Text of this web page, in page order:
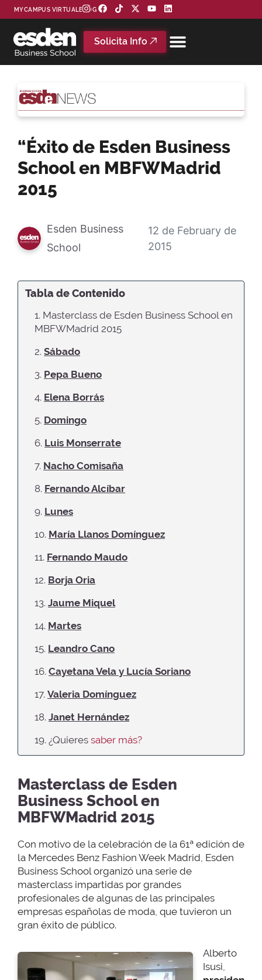
MYCAMPUS VIRTUAL BLOG
Solicita Info
“Éxito de Esden Business
School en MBFWMadrid
2015
Esden Business
School
12 de February de
2015
Tabla de Contenido
1. Masterclass de Esden Business School en
MBFWMadrid 2015
2. Sábado
3. Pepa Bueno
4. Elena Borrás
5. Domingo
6. Luis Monserrate
7. Nacho Comisaña
8. Fernando Alcíbar
9. Lunes
10. María Llanos Domínguez
11. Fernando Maudo
12. Borja Oria
13. Jaume Miquel
14. Martes
15. Leandro Cano
16. Cayetana Vela y Lucía Soriano
17. Valeria Domínguez
18. Janet Hernández
19. ¿Quieres saber más?
Masterclass de Esden
Business School en
MBFWMadrid 2015
Con motivo de la celebración de la 61ª edición de
la Mercedes Benz Fashion Week Madrid, Esden
Business School organizó una serie de
masterclass impartidas por grandes
profesionales de algunas de las principales
empresas españolas de moda, que tuvieron un
gran éxito de público.
Alberto
Isusi,